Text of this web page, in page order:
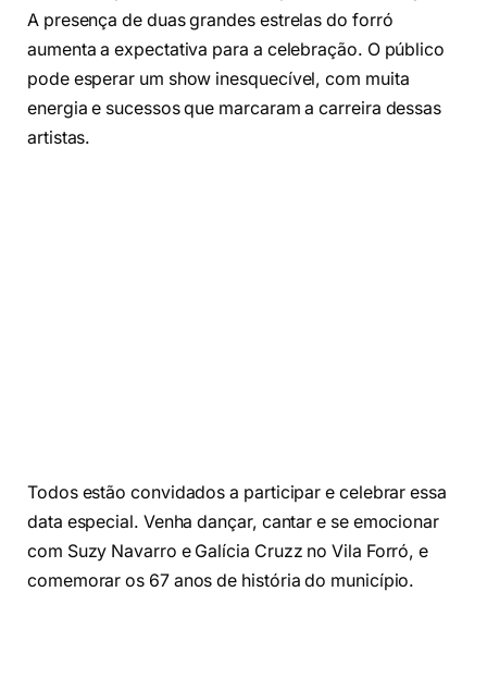
A presença de duas grandes estrelas do forró
aumenta a expectativa para a celebração. O público
pode esperar um show inesquecível, com muita
energia e sucessos que marcaram a carreira dessas
artistas.
Todos estão convidados a participar e celebrar essa
data especial. Venha dançar, cantar e se emocionar
com Suzy Navarro e Galícia Cruzz no Vila Forró, e
comemorar os 67 anos de história do município.